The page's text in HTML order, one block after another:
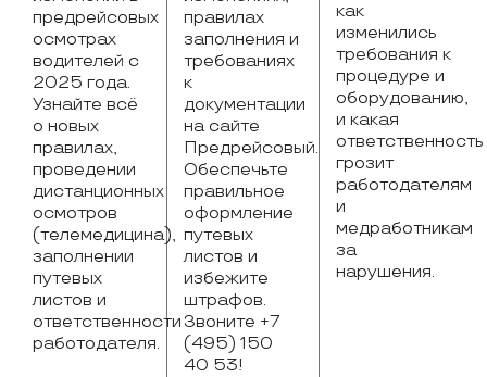
предрейсовых
осмотрах
водителей с
2025 года.
Узнайте всё
о новых
правилах,
проведении
дистанционных
осмотров
(телемедицина),
заполнении
путевых
листов и
ответственности
работодателя.
правилах
заполнения и
требованиях
к
документации
на сайте
Предрейсовый.
Обеспечьте
правильное
оформление
путевых
листов и
избежите
штрафов.
Звоните +7
(495) 150
40 53!
как
изменились
требования к
процедуре и
оборудованию,
и какая
ответственность
грозит
работодателям
и
медработникам
за
нарушения.